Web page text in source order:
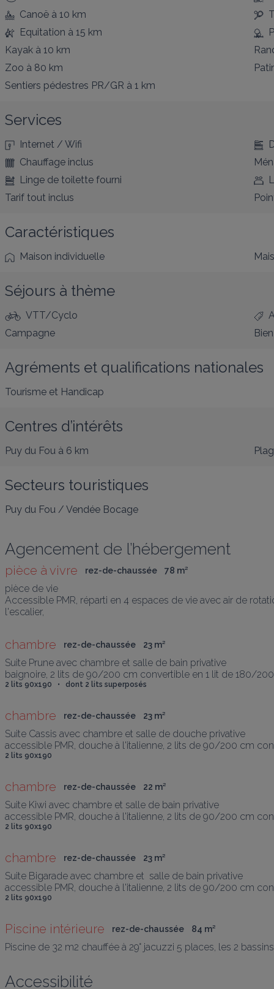
Canoë à 10 km
Equitation à 15 km
Kayak à 10 km
Zoo à 80 km
Sentiers pédestres PR/GR à 1 km
Services
Internet / Wifi
Chauffage inclus
Linge de toilette fourni
Tarif tout inclus
Caractéristiques
Maison individuelle
Séjours à thème
VTT/Cyclo
Campagne
Agréments et qualifications nationales
Tourisme et Handicap
Centres d’intérêts
Puy du Fou à 6 km
Secteurs touristiques
Puy du Fou / Vendée Bocage
Agencement de l’hébergement
pièce à vivre rez-de-chaussée 78 m²
pièce de vie
Accessible PMR, réparti en 4 espaces de vie avec air de
l'escalier,
chambre rez-de-chaussée 23 m²
Suite Prune avec chambre et salle de bain privative
baignoire, 2 lits de 90/200 cm convertible en 1 lit de 180/
2 lits 90x190   •   dont 2 lits superposés
chambre rez-de-chaussée 23 m²
Suite Cassis avec chambre et salle de douche privative
accessible PMR, douche à l'italienne, 2 lits de 90/200 cm
2 lits 90x190
chambre rez-de-chaussée 22 m²
Suite Kiwi avec chambre et salle de bain privative
accessible PMR, douche à l'italienne, 2 lits de 90/200 cm
2 lits 90x190
chambre rez-de-chaussée 23 m²
Suite Bigarade avec chambre et  salle de bain privative
accessible PMR, douche à l'italienne, 2 lits de 90/200 cm
2 lits 90x190
Piscine intérieure rez-de-chaussée 84 m²
Piscine de 32 m2 chauffée à 29° jacuzzi 5 places, les 2
Accessibilité